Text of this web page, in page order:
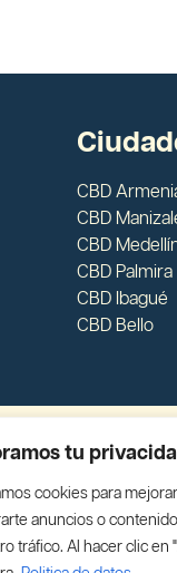
tu
cookies para
anuncios o
tráfico. Al hacer clic en
CBD
CBD
CBD
CBD Palmira
CBD Ibagué
CBD Bello